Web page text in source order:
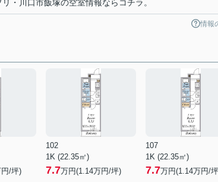
・川口市飯塚の空室情報ならコチラ。
情報
/坪)
102
1K (22.35㎡)
7.7万円(1.14万円/坪)
107
1K (22.35㎡)
7.7万円(1.14万円/